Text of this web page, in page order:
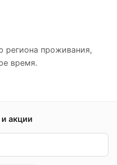
региона проживания,
время.
акции